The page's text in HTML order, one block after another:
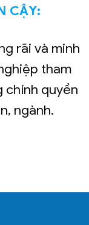
CẬY:
rãi và minh
tham
chính quyền
ngành.